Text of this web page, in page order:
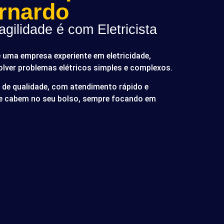
é com Eletricista
empresa experiente em eletricidade,
problemas elétricos simples e complexos.
qualidade, com atendimento rápido e
cabem no seu bolso, sempre focando em